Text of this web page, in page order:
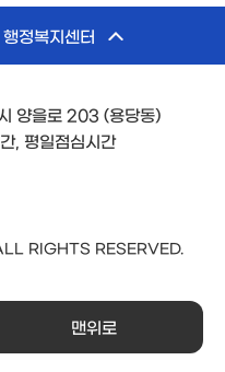
행정복지센터
양을로 203 (용당동)
, 평일점심시간
RIGHTS RESERVED.
맨위로